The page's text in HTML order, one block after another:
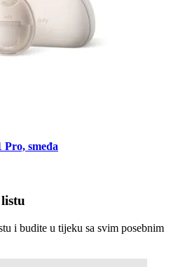
smeđa
i budite u tijeku sa svim posebnim